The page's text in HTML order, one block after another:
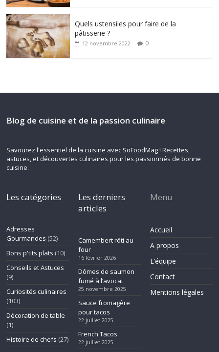
Quels ustensiles pour faire de la
pâtisserie ?
12 novembre 2022 0
Blog de cuisine et de la passion culinaire
Savourez l'essentiel de la cuisine avec SoFoodMag ! Recettes,
astuces, et découvertes culinaires pour les passionnés de bonne
cuisine.
Les catégories
Adresses
Gourmandes (52)
Bons p'tits plats (10)
Conseils et Astuces
(9)
Curiosités culinaires
(103)
Décoration de table
(1)
Histoire de chefs (27)
Les derniers
articles
Camembert rôti au
four
16 février 2026
Dômes de saumon
fumé à l’avocat
25 novembre 2025
Sauce fromagère
pour tacos
22 juillet 2025
French Tacos
22 juillet 2025
Menu
Accueil
A propos
L’équipe
Contact
Mentions légales